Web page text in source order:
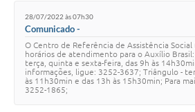
28/07/2022 às 07h30
Comunicado -
O Centro de Referência de Assistência Social
horários de atendimento para o Auxílio Brasil:
terça, quinta e sexta-feira, das 9h às
informações, ligue: 3252-3637; Triângulo -
às 11h30min e das 13h às 15h30min; Para
3252-1865;